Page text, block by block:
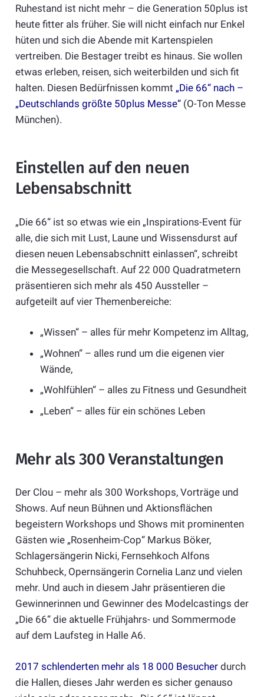
Ruhestand ist nicht mehr – die Generation 50plus ist
heute fitter als früher. Sie will nicht einfach nur Enkel
hüten und sich die Abende mit Kartenspielen
vertreiben. Die Bestager treibt es hinaus. Sie wollen
etwas erleben, reisen, sich weiterbilden und sich fit
halten. Diesen Bedürfnissen kommt „Die 66“ nach –
„Deutschlands größte 50plus Messe“(O-Ton Messe
München).
Einstellen auf den neuen
Lebensabschnitt
„Die 66“ ist so etwas wie ein „Inspirations-Event für
alle, die sich mit Lust, Laune und Wissensdurst auf
diesen neuen Lebensabschnitt einlassen“, schreibt
die Messegesellschaft. Auf 22 000 Quadratmetern
präsentieren sich mehr als 450 Aussteller –
aufgeteilt auf vier Themenbereiche:
„Wissen“ – alles für mehr Kompetenz im Alltag,
„Wohnen“ – alles rund um die eigenen vier
Wände,
„Wohlfühlen“ – alles zu Fitness und Gesundheit
„Leben“ – alles für ein schönes Leben
Mehr als 300 Veranstaltungen
Der Clou – mehr als 300 Workshops, Vorträge und
Shows. Auf neun Bühnen und Aktionsflächen
begeistern Workshops und Shows mit prominenten
Gästen wie „Rosenheim-Cop“ Markus Böker,
Schlagersängerin Nicki, Fernsehkoch Alfons
Schuhbeck, Opernsängerin Cornelia Lanz und vielen
mehr. Und auch in diesem Jahr präsentieren die
Gewinnerinnen und Gewinner des Modelcastings der
„Die 66“ die aktuelle Frühjahrs- und Sommermode
auf dem Laufsteg in Halle A6.
2017 schlenderten mehr als 18 000 Besucherdurch
die Hallen, dieses Jahr werden es sicher genauso